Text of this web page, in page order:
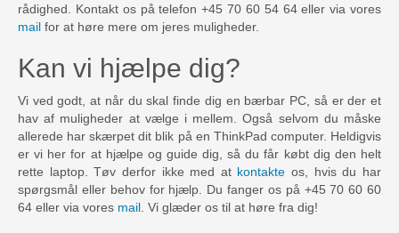
rådighed. Kontakt os på telefon +45 70 60 54 64 eller via vores
mail for at høre mere om jeres muligheder.
Kan vi hjælpe dig?
Vi ved godt, at når du skal finde dig en bærbar PC, så er der et
hav af muligheder at vælge i mellem. Også selvom du måske
allerede har skærpet dit blik på en ThinkPad computer. Heldigvis
er vi her for at hjælpe og guide dig, så du får købt dig den helt
rette laptop. Tøv derfor ikke med at kontakte os, hvis du har
spørgsmål eller behov for hjælp. Du fanger os på +45 70 60 60
64 eller via vores mail. Vi glæder os til at høre fra dig!